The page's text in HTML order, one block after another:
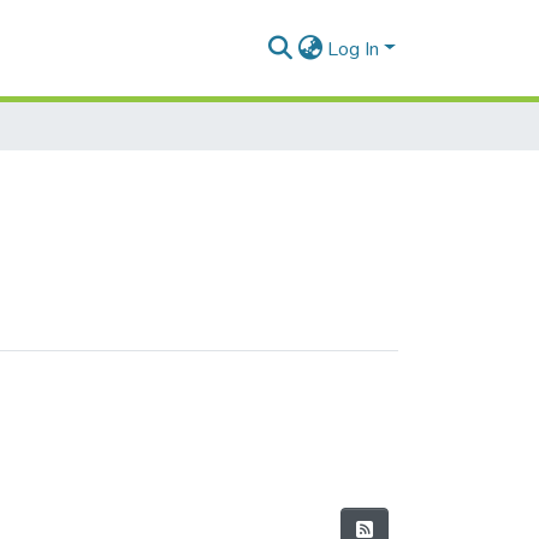
Log In